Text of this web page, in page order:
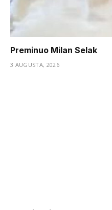
Preminuo Milan Selak
3 AUGUSTA, 2026